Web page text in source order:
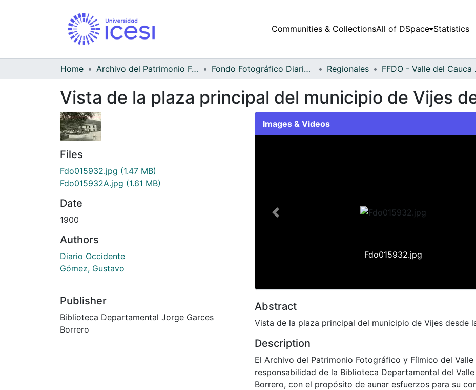
Communities & CollectionsAll of DSpace Statistics
Home Archivo del Patrimonio Fotográfico y Fílmico del Valle del Cauca Fondo Fotográfico Diario Occidente Regionales
Vista de la plaza principal del municipio de Vijes
Files
Fdo015932.jpg (1.47 MB)
Fdo015932A.jpg (1.61 MB)
Date
1900
Authors
Diario Occidente
Gómez, Gustavo
Publisher
Biblioteca Departamental Jorge Garces
Borrero
Images & Videos
Fdo015932.jpg
Previous
Abstract
Vista de la plaza principal del municipio de Vijes desde
Description
El Archivo del Patrimonio Fotográfico y Fílmico del Valle
responsabilidad de la Biblioteca Departamental del
Borrero, con el propósito de aunar esfuerzos para su